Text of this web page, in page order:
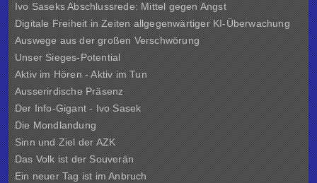
Ivo Saseks Abschlussrede: Mittel gegen Angst
Digitale Freiheit in Zeiten allgegenwärtiger KI-Überwachung
Auswege aus der großen Verschwörung
Unser Sieges-Potential
Aktiv im Hören - Aktiv im Tun
Ausserirdische Präsenz
Der Info-Gigant - Ivo Sasek
Die Mondlandung
Sinn und Ziel derAZK
Das Volk ist der Souverän
Ein neuer Tag ist im Anbruch